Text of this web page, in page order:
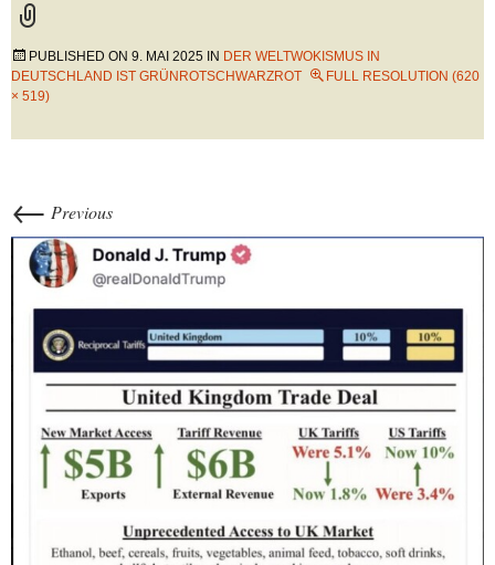
PUBLISHED ON 9. MAI 2025 IN DER WELTWOKISMUS IN
DEUTSCHLAND IST GRÜNROTSCHWARZROT
FULL RESOLUTION (620
× 519)
← Previous